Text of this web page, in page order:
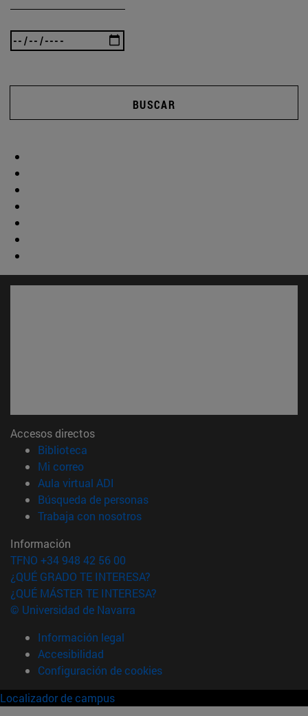
BUSCAR
Accesos directos
Biblioteca
Mi correo(abre en nueva ventana)
Aula virtual ADI
Búsqueda de personas(abre en nueva ventana)
Trabaja con nosotros(abre en nueva ventana)
Información
TFNO +34 948 42 56 00
¿QUÉ GRADO TE INTERESA?
¿QUÉ MÁSTER TE INTERESA?
© Universidad de Navarra
Información legal
Accesibilidad
Configuración de cookies
Localizador de campus